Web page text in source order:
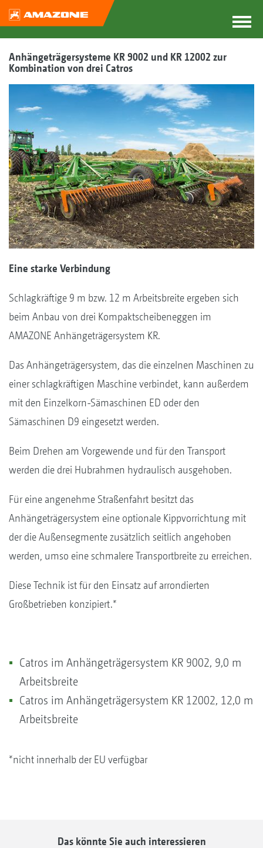
Anhängeträgersysteme KR 9002 und KR 12002 zur
Kombination von drei Catros
Eine starke Verbindung
Schlagkräftige 9 m bzw. 12 m Arbeitsbreite ergeben sich
beim Anbau von drei Kompaktscheibeneggen im
AMAZONE Anhängeträgersystem KR.
Das Anhängeträgersystem, das die einzelnen Maschinen zu
einer schlagkräftigen Maschine verbindet, kann außerdem
mit den Einzelkorn-Sämaschinen ED oder den
Sämaschinen D9 eingesetzt werden.
Beim Drehen am Vorgewende und für den Transport
werden die drei Hubrahmen hydraulisch ausgehoben.
Für eine angenehme Straßenfahrt besitzt das
Anhängeträgersystem eine optionale Kippvorrichtung mit
der die Außensegmente zusätzlich seitlich angehoben
werden, umso eine schmalere Transportbreite zu erreichen.
Diese Technik ist für den Einsatz auf arrondierten
Großbetrieben konzipiert.*
Catros im Anhängeträgersystem KR 9002, 9,0 m
Arbeitsbreite
Catros im Anhängeträgersystem KR 12002, 12,0 m
Arbeitsbreite
*nicht innerhalb der EU verfügbar
Das könnte Sie auch interessieren